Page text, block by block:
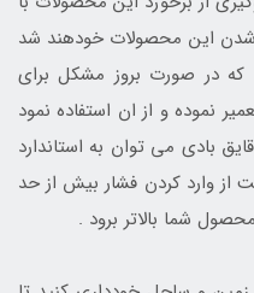
شدن این محصولات خودهند شد
که در صورت بروز مشکل برای
نموده و از ان استفاده نمود
بادی می توان به استاندارد
از وارد کردن فشار بیش از حد
شما بالاتر برود .